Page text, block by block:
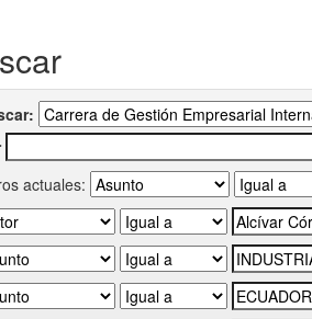
actuales: